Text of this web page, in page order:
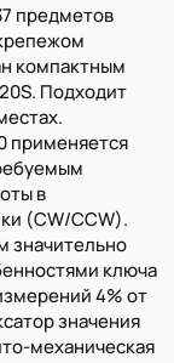
предметов
компактным
Подходит
применяется
в
(CW/CCW).
значительно
ключа
4% от
значения
механическая